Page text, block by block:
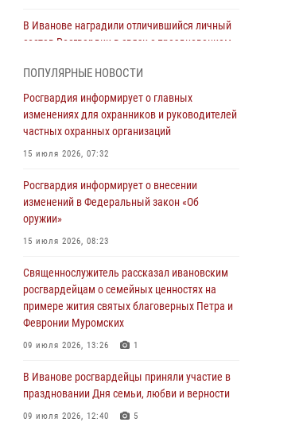
В Иванове наградили отличившийся личный
состав Росгвардии в связи с празднованием
В Иванове росгвардейцы оказали помощь
пожилому мужчине, которому стало плохо во
В Иванове личный состав Росгвардии принял
участие в торжественных мероприятиях,
02 августа 2026, 11:46 13
Мероприятия в рамках акции «Каникулы с
Росгвардией» продолжаются в Ивановской
В Ивановской области при содействии
Росгвардии задержаны подозреваемые в
ПОПУЛЯРНЫЕ НОВОСТИ
Росгвардия информирует о главных
изменениях для охранников и руководителей
частных охранных организаций
15 июля 2026, 07:32
Росгвардия информирует о внесении
изменений в Федеральный закон «Об
оружии»
15 июля 2026, 08:23
Священнослужитель рассказал ивановским
росгвардейцам о семейных ценностях на
примере жития святых благоверных Петра и
Февронии Муромских
09 июля 2026, 13:26 1
В Иванове росгвардейцы приняли участие в
праздновании Дня семьи, любви и верности
09 июля 2026, 12:40 5